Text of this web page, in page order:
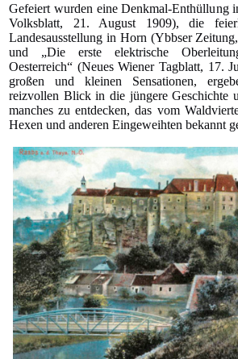
Gefeiert wurden eine Denkmal-Enthüllung
Volksblatt, 21. August 1909), die
Landesausstellung in Horn (Ybbser
und „Die erste elektrische
Oesterreich“ (Neues Wiener Tagblatt, 17.
großen und kleinen Sensationen,
reizvollen Blick in die jüngere Geschichte
manches zu entdecken, das vom
Hexen und anderen Eingeweihten bekannt